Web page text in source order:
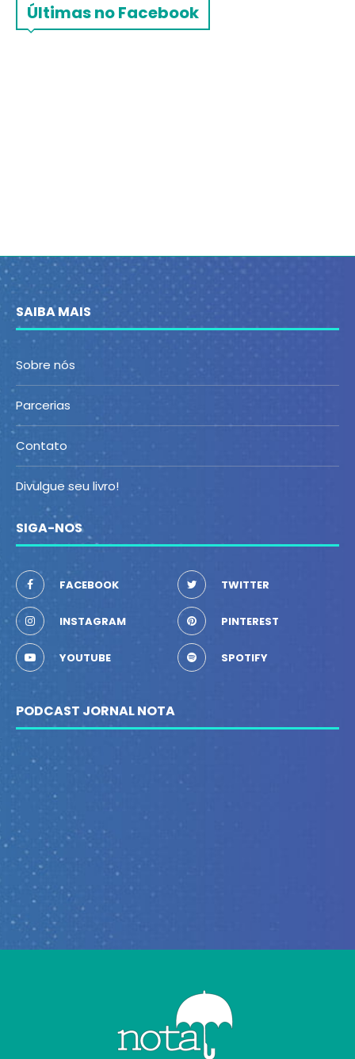
Últimas no Facebook
SAIBA MAIS
Sobre nós
Parcerias
Contato
Divulgue seu livro!
SIGA-NOS
FACEBOOK TWITTER
INSTAGRAM PINTEREST
YOUTUBE SPOTIFY
PODCAST JORNAL NOTA